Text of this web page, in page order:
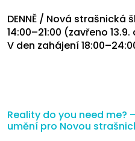
DENNĚ / Nová strašnická
14:00–21:00 (zavřeno 13.9.
V den zahájení
Reality do you need me?
umění pro Novou